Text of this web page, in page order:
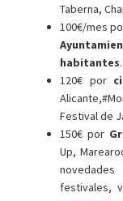
Taberna,
100€/mes
habitantes.
120€ por
Festival de
150€ por
Up,
festivales,